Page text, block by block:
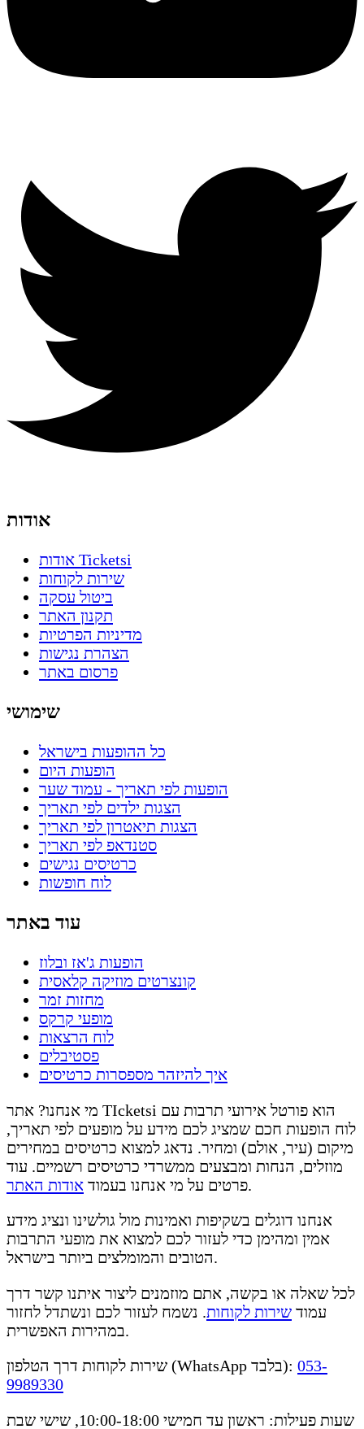
אודות
אודות Ticketsi
שירות לקוחות
ביטול עסקה
תקנון האתר
מדיניות הפרטיות
הצהרת נגישות
פרסום באתר
שימושי
כל ההופעות בישראל
הופעות היום
הופעות לפי תאריך - עמוד שער
הצגות ילדים לפי תאריך
הצגות תיאטרון לפי תאריך
סטנדאפ לפי תאריך
כרטיסים נגישים
לוח חופשות
עוד באתר
הופעות ג'אז ובלוז
קונצרטים מוזיקה קלאסית
מחזות זמר
מופעי קרקס
לוח הרצאות
פסטיבלים
איך להיזהר מספסרות כרטיסים
מי אנחנו? אתר TIcketsi הוא פורטל אירועי תרבות עם
לוח הופעות חכם שמציג לכם מידע על מופעים לפי תאריך,
מיקום (עיר, אולם) ומחיר. נדאג למצוא כרטיסים במחירים
מוזלים, הנחות ומבצעים ממשרדי כרטיסים רשמיים. עוד
פרטים על מי אנחנו בעמוד אודות האתר
.
אנחנו דוגלים בשקיפות ואמינות מול גולשינו ונציג מידע
אמין ומהימן כדי לעזור לכם למצוא את מופעי התרבות
הטובים והמומלצים ביותר בישראל.
לכל שאלה או בקשה, אתם מוזמנים ליצור איתנו קשר דרך
עמוד שירות לקוחות. נשמח לעזור לכם ונשתדל לחזור
במהירות האפשרית.
שירות לקוחות דרך הטלפון (WhatsApp בלבד): 053-
9989330
שעות פעילות: ראשון עד חמישי 10:00-18:00, שישי שבת